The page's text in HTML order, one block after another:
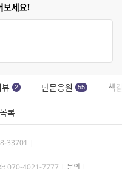
보세요!
뷰 2 단문응원 55 책
록
33701
: 070-4021-7777 문의